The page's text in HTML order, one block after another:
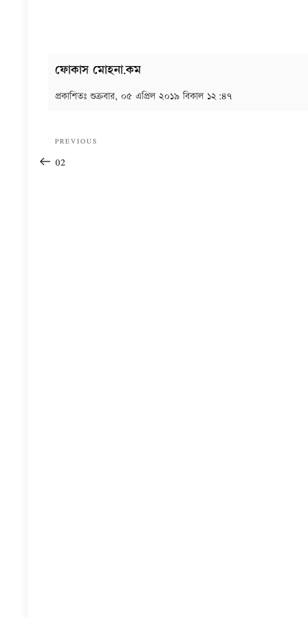
ফোকাস মোহনা.কম
প্রকাশিতঃ শুক্রবার, ০৫ এপ্রিল ২০১৯ বিকাল ১২:৪৭
Previous
Post
PREVIOUS
02